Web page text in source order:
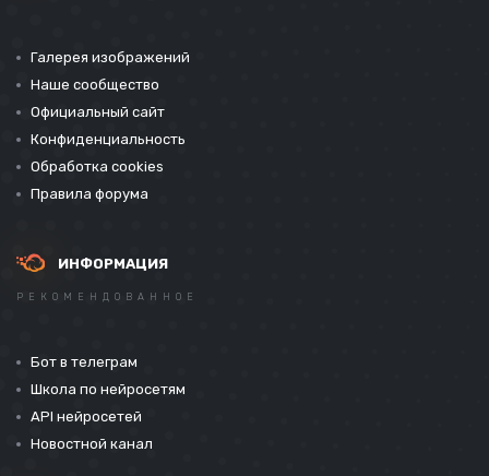
Галерея изображений
Наше сообщество
Официальный сайт
Конфиденциальность
Обработка cookies
Правила форума
ИНФОРМАЦИЯ
РЕКОМЕНДОВАННОЕ
Бот в телеграм
Школа по нейросетям
API нейросетей
Новостной канал